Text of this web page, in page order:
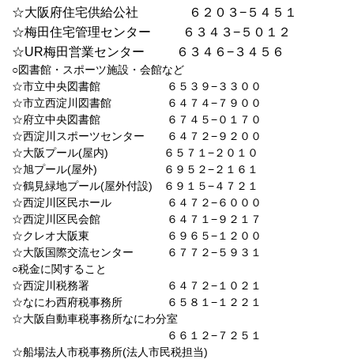
☆大阪府住宅供給公社 ６２０３−５４５１
☆梅田住宅管理センター ６３４３−５０１２
☆UR梅田営業センター ６３４６−３４５６
○図書館・スポーツ施設・会館など
☆市立中央図書館 ６５３９−３３００
☆市立西淀川図書館 ６４７４−７９００
☆府立中央図書館 ６７４５−０１７０
☆西淀川スポーツセンター ６４７２−９２００
☆大阪プール(屋内) ６５７１−２０１０
☆旭プール(屋外) ６９５２−２１６１
☆鶴見緑地プール(屋外付設) ６９１５−４７２１
☆西淀川区民ホール ６４７２−６０００
☆西淀川区民会館 ６４７１−９２１７
☆クレオ大阪東 ６９６５−１２００
☆大阪国際交流センター ６７７２−５９３１
○税金に関すること
☆西淀川税務署 ６４７２−１０２１
☆なにわ西府税事務所 ６５８１−１２２１
☆大阪自動車税事務所なにわ分室
６６１２−７２５１
☆船場法人市税事務所(法人市民税担当)